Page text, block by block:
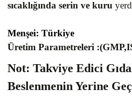
sıcaklığında serin ve kuru
Menşei: Türkiye
Üretim Parametreleri
Not: Takviye Edici
Beslenmenin Yerine